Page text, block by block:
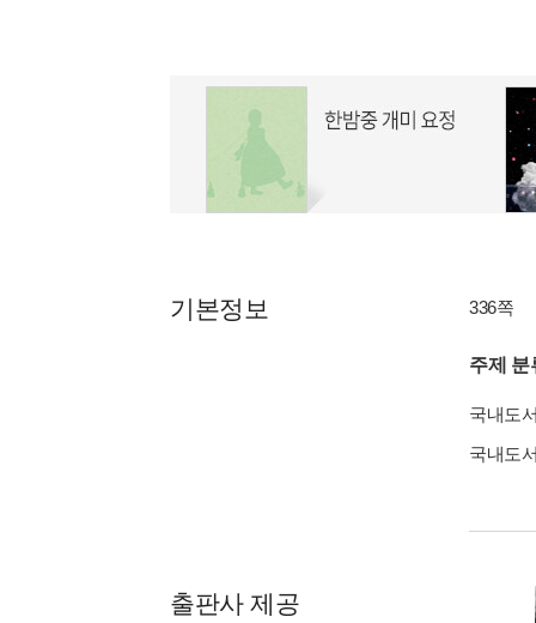
기본정보 336쪽
주제 분
국내도
국내도
출판사 제공